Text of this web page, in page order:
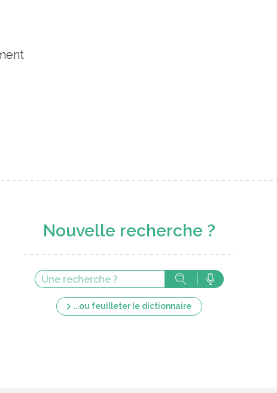
Nouvelle recherche ?
...ou feuilleter le dictionnaire